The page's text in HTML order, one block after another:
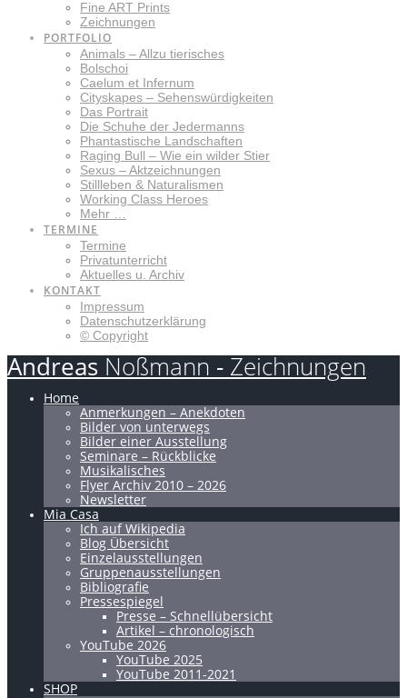
Fine ART Prints
Zeichnungen
PORTFOLIO
Animals – Allzu tierisches
Bolschoi
Caelum et Infernum
Cityskapes – Sehenswürdigkeiten
Das Portrait
Die Schuhe der Jedermanns
Phantastische Landschaften
Raging Bull – Wie ein wilder Stier
Sexus – Aktzeichnungen
Stillleben & Naturalismen
Working Class Heroes
Mehr …
TERMINE
Termine
Privatunterricht
Aktuelles u. Archiv
KONTAKT
Impressum
Datenschutzerklärung
© Copyright
Andreas Noßmann - Zeichnungen
Home
Anmerkungen – Anekdoten
Bilder von unterwegs
Bilder einer Ausstellung
Seminare – Rückblicke
Musikalisches
Flyer Archiv 2010 – 2026
Newsletter
Mia Casa
Ich auf Wikipedia
Blog Übersicht
Einzelausstellungen
Gruppenausstellungen
Bibliografie
Pressespiegel
Presse – Schnellübersicht
Artikel – chronologisch
YouTube 2026
YouTube 2025
YouTube 2011-2021
SHOP